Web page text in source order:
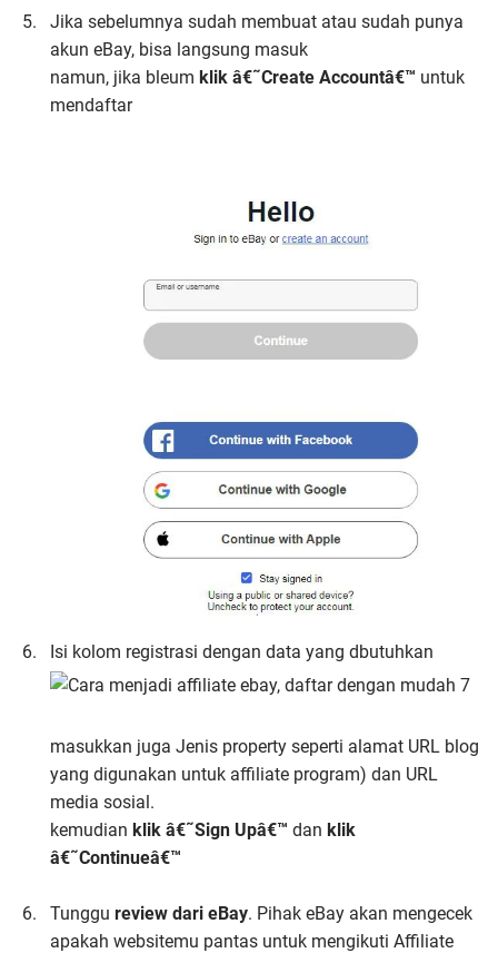
Jika sebelumnya sudah membuat atau sudah punya
akun eBay, bisa langsung masuk
namun, jika bleum klik â€˜Create Accountâ€™ untuk
mendaftar
Isi kolom registrasi dengan data yang dbutuhkan
masukkan juga Jenis property seperti alamat URL blog
yang digunakan untuk affiliate program) dan URL
media sosial.
kemudian klik â€˜Sign Upâ€™ dan klik
â€˜Continueâ€™
Tunggu review dari eBay. Pihak eBay akan mengecek
apakah websitemu pantas untuk mengikuti Affiliate